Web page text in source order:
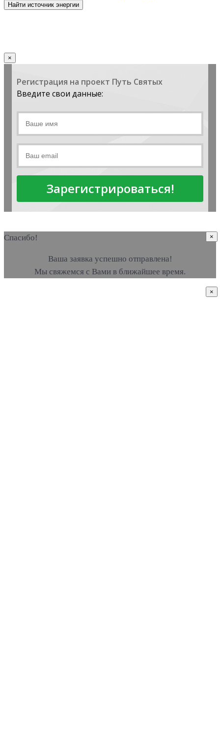
×
Регистрация на проект Путь Святых
Введите свои данные:
Зарегистрироваться!
×
Спасибо!
Ваша заявка успешно отправлена!
Мы свяжемся с Вами в ближайшее время.
×